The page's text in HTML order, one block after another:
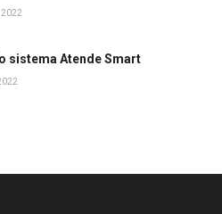
2022
sistema Atende Smart